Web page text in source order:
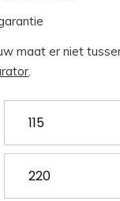
maat er niet
.